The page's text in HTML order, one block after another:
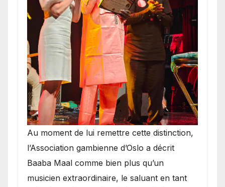
​Au moment de lui remettre cette distinction,
l’Association gambienne d’Oslo a décrit
Baaba Maal comme bien plus qu’un
musicien extraordinaire, le saluant en tant